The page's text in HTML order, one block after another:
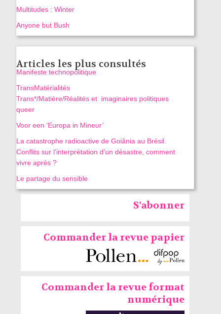
Multitudes : Winter
Anyone but Bush
Articles les plus consultés
Manifeste technopolitique
TransMatérialités
Trans*/Matière/Réalités et imaginaires politiques
queer
Voor een ‘Europa in Mineur’
La catastrophe radioactive de Goiânia au Brésil.
Conflits sur l’interprétation d’un désastre, comment
vivre après ?
Le partage du sensible
S'abonner
Commander la revue papier
Commander la revue format
numérique